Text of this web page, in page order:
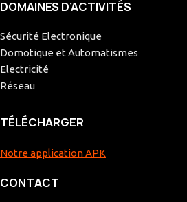
DOMAINES D’ACTIVITÉS
Sécurité Electronique
Domotique et Automatismes
Electricité
Réseau
TÉLÉCHARGER
Notre application APK
CONTACT